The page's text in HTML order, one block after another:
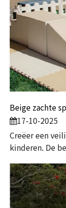
17-10-2025
Creëer een
kinderen. De